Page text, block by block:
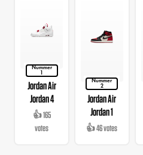
Nummer
1
Jordan Air
Jordan 4
👍 165
votes
Nummer
2
Jordan Air
Jordan 1
👍 46 votes